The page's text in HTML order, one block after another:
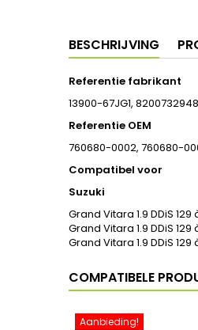
BESCHRIJVING
Referentie fabrikant
13900-67JG1,
Referentie OEM
760680-0002, 760680-
Compatibel voor
Suzuki
Grand Vitara 1.9 DDiS
Grand Vitara 1.9 DDiS
Grand Vitara 1.9 DDiS
COMPATIBELE
Aanbieding!